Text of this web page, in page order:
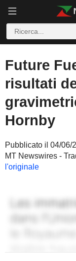
Future
risultati
Hornby
Pubblicato il 04/06/
MT Newswires -
l'originale